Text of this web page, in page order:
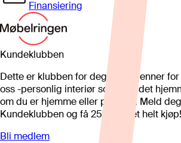
Finansiering
Kundeklubben
Dette er klubben for deg som brenner
oss -personlig interiør som gjør det
om du er hjemme eller på hytta. Meld
Kundeklubben og få 25%* på et helt kjøp!
Bli medlem